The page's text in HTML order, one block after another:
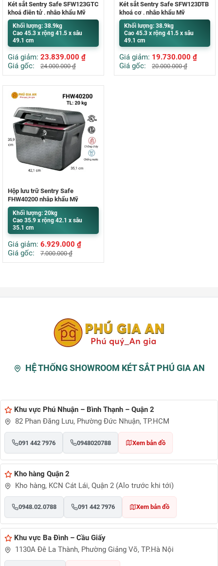
Két sắt Sentry Safe SFW123GTC
khoá điện tử , nhập khẩu Mỹ
Khối lượng: 38.9kg
Cao 45.3 x rộng 41.5 x sâu
49.1 cm
Giá giảm: 23.839.000 ₫
Giá gốc:
24.000.000₫
Két sắt Sentry Safe SFW123DTB
khoá cơ , nhập khẩu Mỹ
Khối lượng: 38.9kg
Cao 45.3 x rộng 41.5 x sâu
49.1 cm
Giá giảm: 19.730.000 ₫
Giá gốc:
20.000.000₫
Hộp lưu trữ Sentry Safe
FHW40200 nhập khẩu Mỹ
Khối lượng: 20kg
Cao 35.9 x rộng 42.1 x sâu
35.1 cm
Giá giảm: 6.929.000 ₫
Giá gốc:
7.000.000₫
HỆ THỐNG SHOWROOM KÉT SẮT PHÚ GIA AN
Khu vực Phú Nhuận – Bình Thạnh – Quận 2
82 Phan Đăng Lưu, Phường Đức Nhuận, TP.HCM
091 442 7976 0948020788 Xem bản đồ
Kho hàng Quận 2
Kho hàng, KCN Cát Lái, Quận 2 (Alo trước khi tới)
0948.02.0788 091 442 7976 Xem bản đồ
Khu vực Ba Đình – Cầu Giấy
1130A Đê La Thành, Phường Giảng Võ, TP.Hà Nội